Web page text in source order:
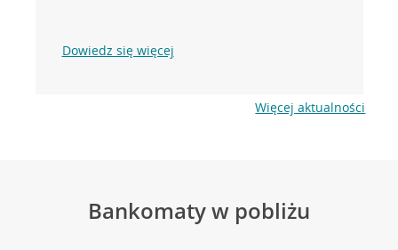
Dowiedz się więcej
Więcej aktualności
Bankomaty w pobliżu